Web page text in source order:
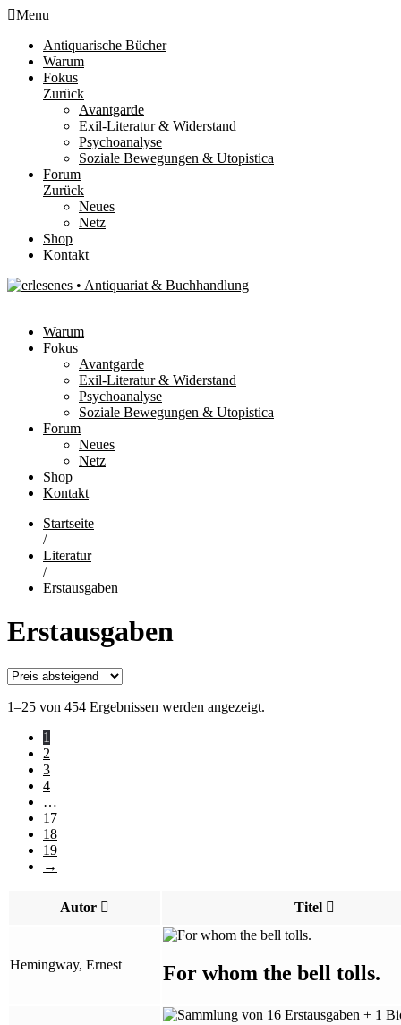
Menu
Antiquarische Bücher
Warum
Fokus
Zurück
Avantgarde
Exil-Literatur & Widerstand
Psychoanalyse
Soziale Bewegungen & Utopistica
Forum
Zurück
Neues
Netz
Shop
Kontakt
Warum
Fokus
Avantgarde
Exil-Literatur & Widerstand
Psychoanalyse
Soziale Bewegungen & Utopistica
Forum
Neues
Netz
Shop
Kontakt
Startseite
/
Literatur
/
Erstausgaben
Erstausgaben
1–25 von 454 Ergebnissen werden angezeigt.
1
2
3
4
…
17
18
19
→
Autor Titel
Hemingway, Ernest For whom the bell tolls.